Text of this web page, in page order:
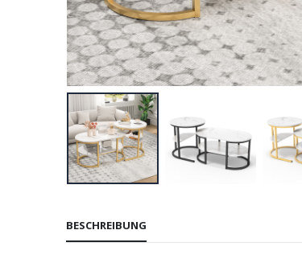
BESCHREIBUNG